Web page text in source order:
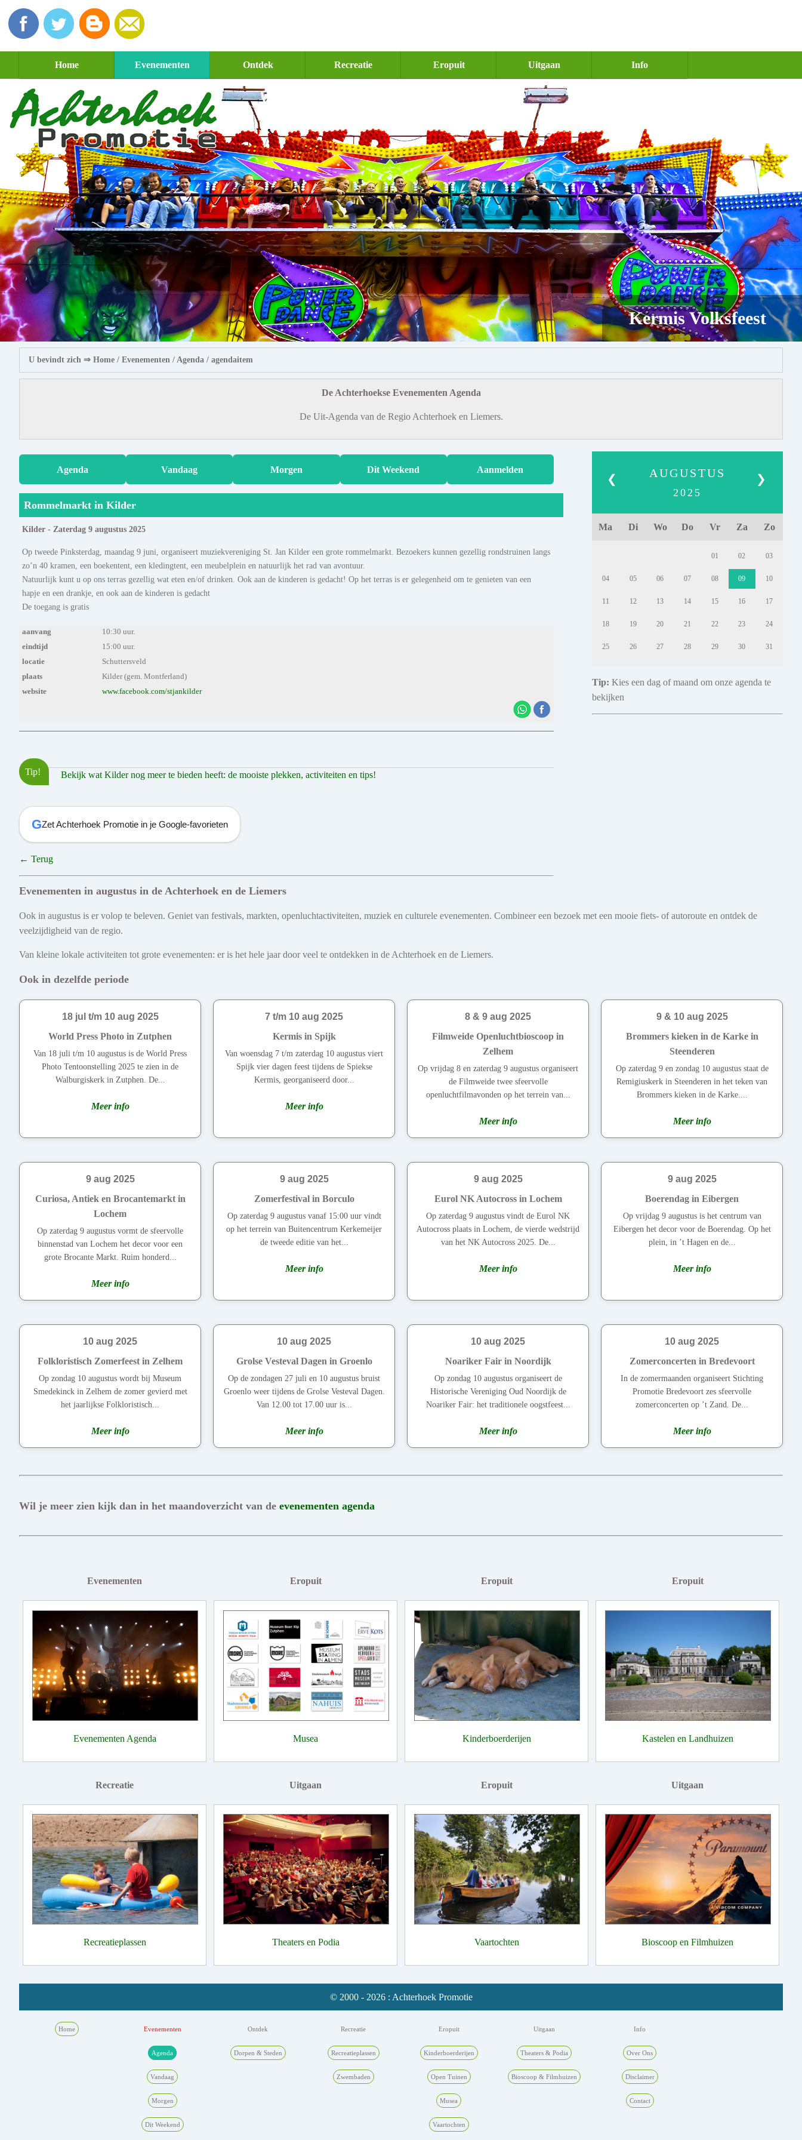
Home Evenementen Ontdek Recreatie Eropuit Uitgaan Info
Kermis Volksfeest
U bevindt zich ⇒ Home / Evenementen / Agenda / agendaitem
De Achterhoekse Evenementen Agenda
De Uit-Agenda van de Regio Achterhoek en Liemers.
Agenda Vandaag Morgen Dit Weekend Aanmelden
Rommelmarkt in Kilder
Kilder - Zaterdag 9 augustus 2025
Op tweede Pinksterdag, maandag 9 juni, organiseert muziekvereniging St. Jan Kilder een grote rommelmarkt. Bezoekers kunnen gezellig rondstruinen langs
zo’n 40 kramen, een boekentent, een kledingtent, een meubelplein en natuurlijk het rad van avontuur.
Natuurlijk kunt u op ons terras gezellig wat eten en/of drinken. Ook aan de kinderen is gedacht! Op het terras is er gelegenheid om te genieten van een
hapje en een drankje, en ook aan de kinderen is gedacht
De toegang is gratis
aanvang
10:30 uur.
eindtijd
15:00 uur.
locatie
Schuttersveld
plaats
Kilder (gem. Montferland)
website
www.facebook.com/stjankilder
Tip! Bekijk wat Kilder nog meer te bieden heeft: de mooiste plekken, activiteiten en tips!
GZet Achterhoek Promotie in je Google-favorieten
← Terug
❮ ❯
AUGUSTUS
2025
Ma Di Wo Do Vr Za Zo
01 02 03
04 05 06 07 08 09 10
11 12 13 14 15 16 17
18 19 20 21 22 23 24
25 26 27 28 29 30 31
Tip: Kies een dag of maand om onze agenda te
bekijken
Evenementen in augustus in de Achterhoek en de Liemers
Ook in augustus is er volop te beleven. Geniet van festivals, markten, openluchtactiviteiten, muziek en culturele evenementen. Combineer een bezoek met een mooie fiets- of autoroute en ontdek de
veelzijdigheid van de regio.
Van kleine lokale activiteiten tot grote evenementen: er is het hele jaar door veel te ontdekken in de Achterhoek en de Liemers.
Ook in dezelfde periode
18 jul t/m 10 aug 2025
World Press Photo in Zutphen
Van 18 juli t/m 10 augustus is de World Press
Photo Tentoonstelling 2025 te zien in de
Walburgiskerk in Zutphen. De...
Meer info
7 t/m 10 aug 2025
Kermis in Spijk
Van woensdag 7 t/m zaterdag 10 augustus viert
Spijk vier dagen feest tijdens de Spiekse
Kermis, georganiseerd door...
Meer info
8 & 9 aug 2025
Filmweide Openluchtbioscoop in
Zelhem
Op vrijdag 8 en zaterdag 9 augustus organiseert
de Filmweide twee sfeervolle
openluchtfilmavonden op het terrein van...
Meer info
9 & 10 aug 2025
Brommers kieken in de Karke in
Steenderen
Op zaterdag 9 en zondag 10 augustus staat de
Remigiuskerk in Steenderen in het teken van
Brommers kieken in de Karke....
Meer info
9 aug 2025
Curiosa, Antiek en Brocantemarkt in
Lochem
Op zaterdag 9 augustus vormt de sfeervolle
binnenstad van Lochem het decor voor een
grote Brocante Markt. Ruim honderd...
Meer info
9 aug 2025
Zomerfestival in Borculo
Op zaterdag 9 augustus vanaf 15:00 uur vindt
op het terrein van Buitencentrum Kerkemeijer
de tweede editie van het...
Meer info
9 aug 2025
Eurol NK Autocross in Lochem
Op zaterdag 9 augustus vindt de Eurol NK
Autocross plaats in Lochem, de vierde wedstrijd
van het NK Autocross 2025. De...
Meer info
9 aug 2025
Boerendag in Eibergen
Op vrijdag 9 augustus is het centrum van
Eibergen het decor voor de Boerendag. Op het
plein, in ’t Hagen en de...
Meer info
10 aug 2025
Folkloristisch Zomerfeest in Zelhem
Op zondag 10 augustus wordt bij Museum
Smedekinck in Zelhem de zomer gevierd met
het jaarlijkse Folkloristisch...
Meer info
10 aug 2025
Grolse Vesteval Dagen in Groenlo
Op de zondagen 27 juli en 10 augustus bruist
Groenlo weer tijdens de Grolse Vesteval Dagen.
Van 12.00 tot 17.00 uur is...
Meer info
10 aug 2025
Noariker Fair in Noordijk
Op zondag 10 augustus organiseert de
Historische Vereniging Oud Noordijk de
Noariker Fair: het traditionele oogstfeest...
Meer info
10 aug 2025
Zomerconcerten in Bredevoort
In de zomermaanden organiseert Stichting
Promotie Bredevoort zes sfeervolle
zomerconcerten op ’t Zand. De...
Meer info
Wil je meer zien kijk dan in het maandoverzicht van de evenementen agenda
Evenementen
Evenementen Agenda
Eropuit
Musea
Eropuit
Kinderboerderijen
Eropuit
Kastelen en Landhuizen
Recreatie
Recreatieplassen
Uitgaan
Theaters en Podia
Eropuit
Vaartochten
Uitgaan
Bioscoop en Filmhuizen
© 2000 - 2026 : Achterhoek Promotie
Home Evenementen
Agenda
Vandaag
Morgen
Dit Weekend
Ontdek
Dorpen & Steden
Recreatie
Recreatieplassen
Zwembaden
Eropuit
Kinderboerderijen
Open Tuinen
Musea
Vaartochten
Uitgaan
Theaters & Podia
Bioscoop & Filmhuizen
Info
Over Ons
Disclaimer
Contact